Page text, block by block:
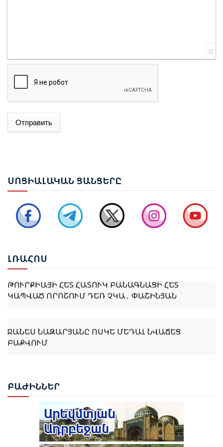
0
Отправить
ՍՈՑԻԱԼԱԿԱՆ ՑԱՆՑԵՐԸ
ԼՌԱՀՈՍ
ՌՈՒԲԵՆ ՌՈՒԲԻՆՅԱՆԸ ԸՆՏՐՎԵՑ ԱԺ ՆԱԽԱԳԱՀ
ԻԼՀԱՄ ԱԼԻԵՎ. ԿԵՆՏՐՈՆԱԿԱՆ ԱՍԻԱՅԻ ԵՐԿՐՆԵՐԻ
ՀԵՏ ՀԱՐԱԲԵՐՈՒԹՅՈՒՆՆԵՐԸ ԱԴՐԲԵՋԱՆԻ
ԱՐՏԱՔԻՆ ՔԱՂԱՔԱԿԱՆՈՒԹՅԱՆ ՀԻՄՆԱԿԱՆ
ԿԱՊՎԱԾ ՈՐՈՇՈՒՄ ԴԵՌ ՉԿԱ․ ՓԱՇԻՆՅԱՆ
ԲԱՔՎՈՒՄ
ԹՈՒՐՔԻԱՆ ՍԿՍԵԼ Է ԱՔՅԱՔԱ-ԳՅՈՒՄՐԻ ՀԱՏՎԱԾԻ
ՎԵՐԱԿԱՆԳՆՈՒՄԸ
ԲԱԺԻՆՆԵՐ